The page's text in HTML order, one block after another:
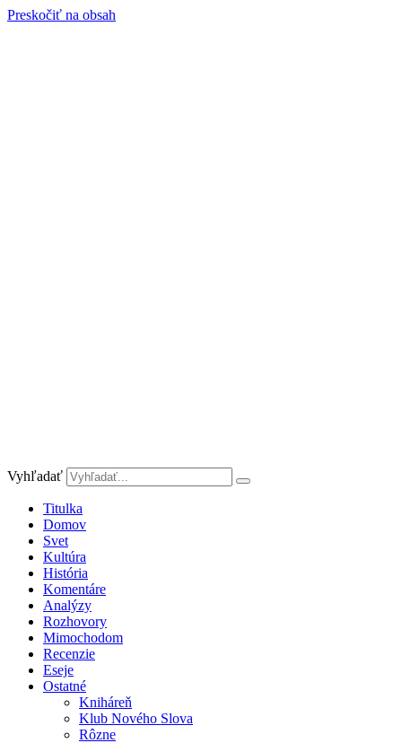
Preskočiť na obsah
Vyhľadať
Titulka
Domov
Svet
Kultúra
História
Komentáre
Analýzy
Rozhovory
Mimochodom
Recenzie
Eseje
Ostatné
Kniháreň
Klub Nového Slova
Rôzne